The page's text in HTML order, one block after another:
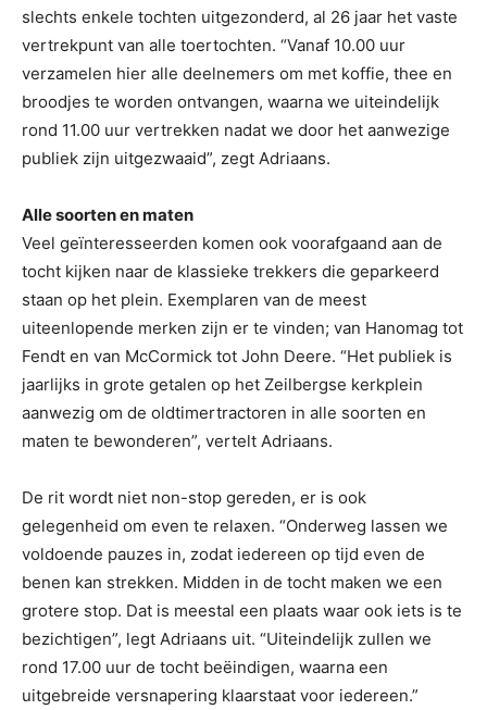
slechts enkele tochten uitgezonderd, al 26 jaar het vaste
vertrekpunt van alle toertochten. “Vanaf 10.00 uur
verzamelen hier alle deelnemers om met koffie, thee en
broodjes te worden ontvangen, waarna we uiteindelijk
rond 11.00 uur vertrekken nadat we door het aanwezige
publiek zijn uitgezwaaid”, zegt Adriaans.
Alle soorten en maten
Veel geïnteresseerden komen ook voorafgaand aan de
tocht kijken naar de klassieke trekkers die geparkeerd
staan op het plein. Exemplaren van de meest
uiteenlopende merken zijn er te vinden; van Hanomag tot
Fendt en van McCormick tot John Deere. “Het publiek is
jaarlijks in grote getalen op het Zeilbergse kerkplein
aanwezig om de oldtimertractoren in alle soorten en
maten te bewonderen”, vertelt Adriaans.
De rit wordt niet non-stop gereden, er is ook
gelegenheid om even te relaxen. “Onderweg lassen we
voldoende pauzes in, zodat iedereen op tijd even de
benen kan strekken. Midden in de tocht maken we een
grotere stop. Dat is meestal een plaats waar ook iets is te
bezichtigen”, legt Adriaans uit. “Uiteindelijk zullen we
rond 17.00 uur de tocht beëindigen, waarna een
uitgebreide versnapering klaarstaat voor iedereen.”